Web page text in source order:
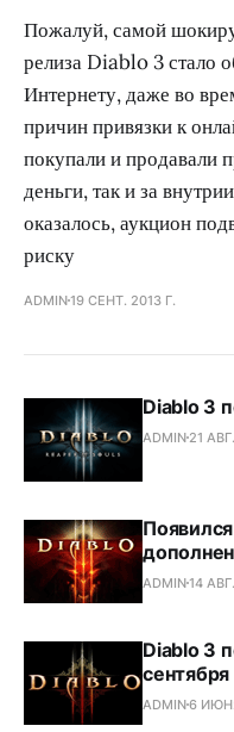
Пожалуй, самой
релиза Diablo 3 стало
Интернету, даже во
причин привязки к
покупали и продавали
деньги, так и за
оказалось, аукцион
риску
ADMIN19 СЕНТ. 2013 Г.
Diablo 3
ADMIN 21
ADMIN14
Diablo 3
сентября
ADMIN6